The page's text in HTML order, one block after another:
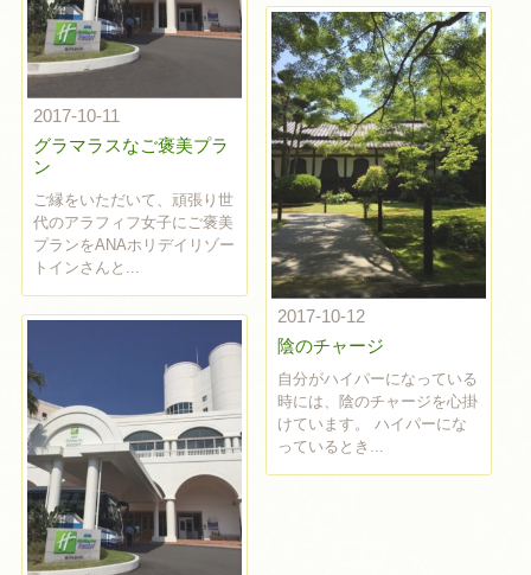
2017-10-11
グラマラスなご褒美プラ
ン
ご縁をいただいて、頑張り世
代のアラフィフ女子にご褒美
プランをANAホリデイリゾー
トインさんと...
2017-10-12
陰のチャージ
自分がハイパーになっている
時には、陰のチャージを心掛
けています。 ハイパーにな
っているとき...